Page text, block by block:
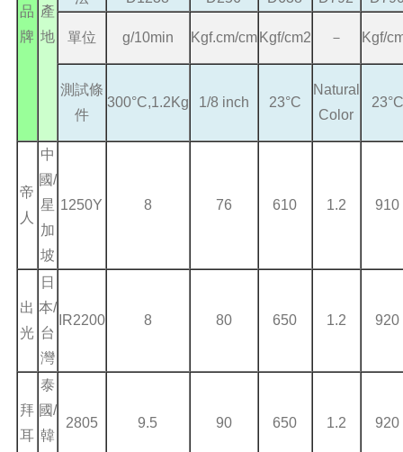
品
牌
產
地
單位 g/10min Kgf.cm/cm Kgf/cm2 － Kgf/
測試條
件
300°C,1.2Kg 1/8 inch 23°C
Natural
Color
23°C
帝
人
中
國/
星
加
坡
1250Y 8 76 610 1.2 910
出
光
日
本/
台
灣
IR2200 8 80 650 1.2 920
拜
耳
泰
國/
韓
2805 9.5 90 650 1.2 920